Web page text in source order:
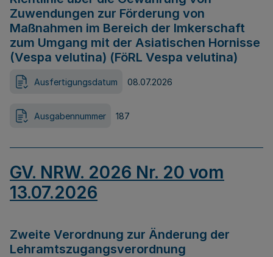
Zuwendungen zur Förderung von
Maßnahmen im Bereich der Imkerschaft
zum Umgang mit der Asiatischen Hornisse
(Vespa velutina) (FöRL Vespa velutina)
Ausfertigungsdatum 08.07.2026
Ausgabennummer 187
GV. NRW. 2026 Nr. 20 vom
13.07.2026
Zweite Verordnung zur Änderung der
Lehramtszugangsverordnung